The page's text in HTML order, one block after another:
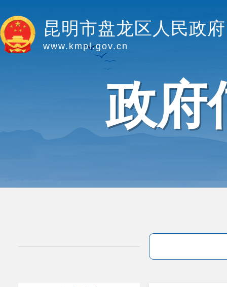
昆明市盘龙区人民政府
www.kmpl.gov.cn
政府